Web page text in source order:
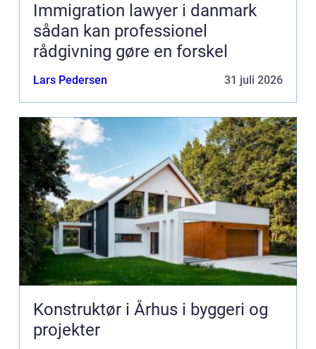
Immigration lawyer i danmark
sådan kan professionel
rådgivning gøre en forskel
Lars Pedersen 31 juli 2026
Konstruktør i Århus i byggeri og
projekter